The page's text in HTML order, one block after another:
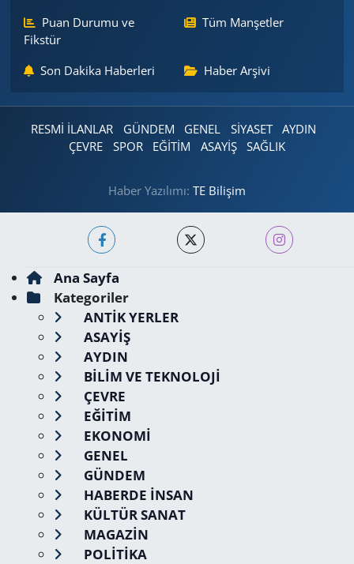
Puan Durumu ve
Fikstür
Tüm Manşetler
Son Dakika Haberleri Haber Arşivi
RESMİ İLANLAR GÜNDEM GENEL SİYASET
AYDIN
ÇEVRE
SPOR EĞİTİM ASAYİŞ SAĞLIK
Haber Yazılımı: TE Bilişim
Ana Sayfa
Kategoriler
ANTİK YERLER
ASAYİŞ
AYDIN
BİLİM VE TEKNOLOJİ
ÇEVRE
EĞİTİM
EKONOMİ
GENEL
GÜNDEM
HABERDE İNSAN
KÜLTÜR SANAT
MAGAZİN
POLİTİKA